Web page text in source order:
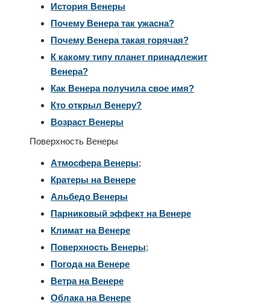
История Венеры
Почему Венера так ужасна?
Почему Венера такая горячая?
К какому типу планет принадлежит
Венера?
Как Венера получила свое имя?
Кто открыл Венеру?
Возраст Венеры
Поверхность Венеры
Атмосфера Венеры;
Кратеры на Венере
Альбедо Венеры
Парниковый эффект на Венере
Климат на Венере
Поверхность Венеры;
Погода на Венере
Ветра на Венере
Облака на Венере